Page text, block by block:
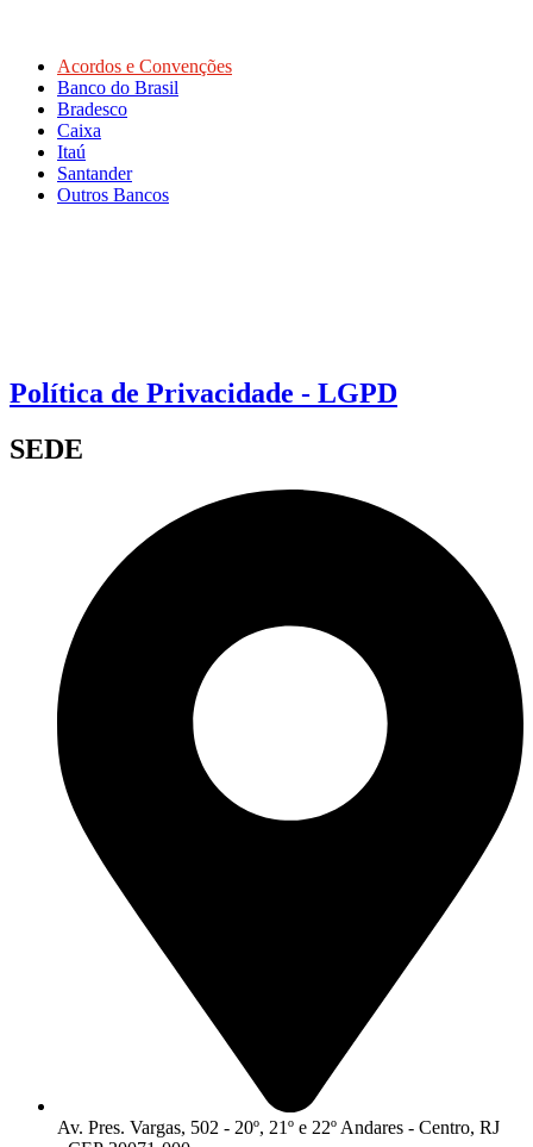
Acordos e Convenções
Banco do Brasil
Bradesco
Caixa
Itaú
Santander
Outros Bancos
Política de Privacidade - LGPD
SEDE
Av. Pres. Vargas, 502 - 20º, 21º e 22º Andares - Centro, RJ